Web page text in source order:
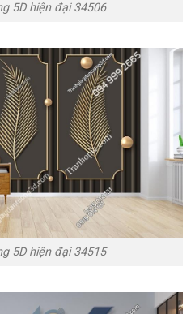
5D hiện đại 34506
5D hiện đại 34515